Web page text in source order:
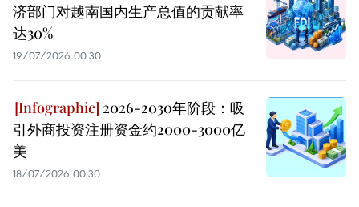
济部门对越南国内生产总值的贡献率
达30%
19/07/2026 00:30
2026-2030年阶段：吸
引外商投资注册资金约2000-3000亿
美
18/07/2026 00:30